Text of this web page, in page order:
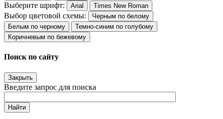
Выберите шрифт: Arial Times New Roman
Выбор цветовой схемы:
Черным по белому
Белым по черному
Темно-синим по голубому
Коричневым по бежевому
Поиск по сайту
Закрыть
Введите запрос для поиска
Найти